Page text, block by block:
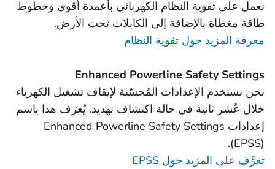
نعمل على تقوية النظام الكهربائي بأعمدة أقوى وخطوط
طاقة مغطاة بالإضافة إلى الكابلات تحت الأرض.
معرفة المزيد حول تقوية النظام
Enhanced Powerline Safety Settings
نحن نستخدم الإعدادات المُحسّنة لإيقاف تشغيل الكهرباء
خلال عُشر ثانية في حالة اكتشاف تهديد. يُعرَف هذا باسم
إعدادات Enhanced Powerline Safety Settings
(EPSS).
تعرَّف على المزيد حول EPSS